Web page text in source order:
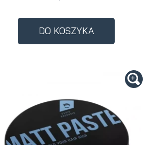
DO KOSZYKA